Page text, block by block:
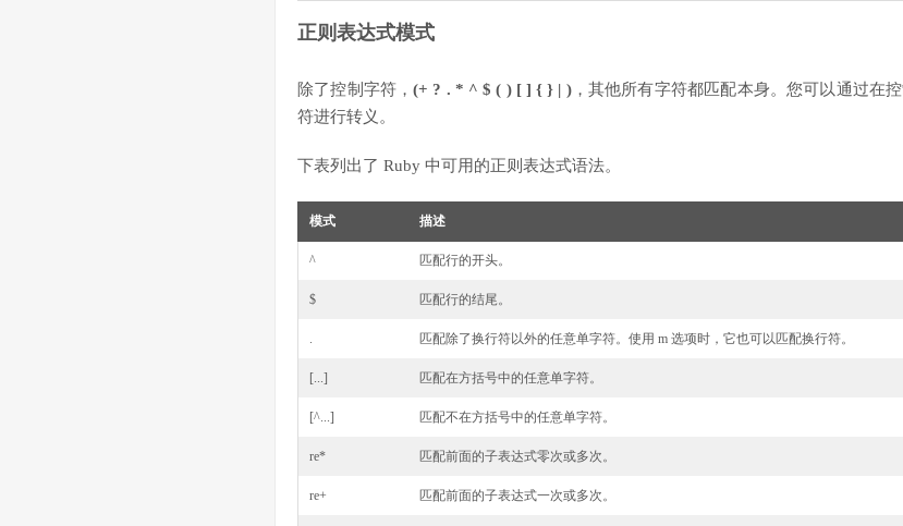
正则表达式模式
除了控制字符，(+ ? . * ^ $ ( ) [ ] { } | )，其他所有字符都匹配本身。您可以通过在
符进行转义。
下表列出了 Ruby 中可用的正则表达式语法。
模式 描述
^ 匹配行的开头。
$ 匹配行的结尾。
. 匹配除了换行符以外的任意单字符。使用 m 选项时，它也可以匹配换行符。
[...] 匹配在方括号中的任意单字符。
[^...] 匹配不在方括号中的任意单字符。
re* 匹配前面的子表达式零次或多次。
re+ 匹配前面的子表达式一次或多次。